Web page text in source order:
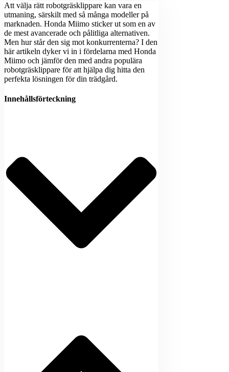
Att välja rätt robotgräsklippare kan vara en
utmaning, särskilt med så många modeller på
marknaden. Honda Miimo sticker ut som en av
de mest avancerade och pålitliga alternativen.
Men hur står den sig mot konkurrenterna? I den
här artikeln dyker vi in i fördelarna med Honda
Miimo och jämför den med andra populära
robotgräsklippare för att hjälpa dig hitta den
perfekta lösningen för din trädgård.
Innehållsförteckning